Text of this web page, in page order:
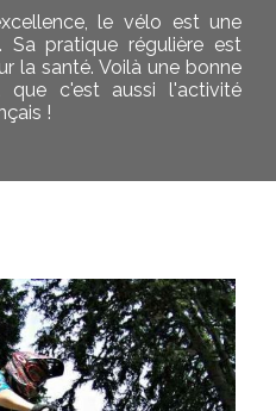
le vélo est une
Sa pratique régulière est
la santé. Voilà une bonne
c'est aussi l'activité
!